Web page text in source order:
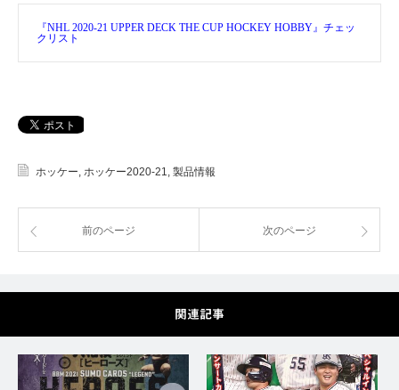
『NHL 2020-21 UPPER DECK THE CUP HOCKEY HOBBY』チェッ
クリスト
ホッケー ホッケー2020‐21 製品情報
前のページ 次のページ
関連記事